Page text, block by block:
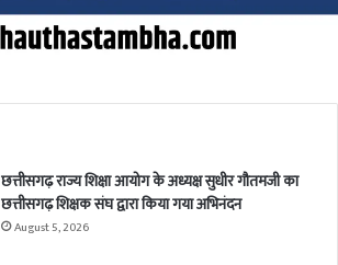
छत्तीसगढ़ राज्य शिक्षा आयोग के अध्यक्ष सुधीर गौतमजी का
छत्तीसगढ़ शिक्षक संघ द्वारा किया गया अभिनंदन
August 5, 2026